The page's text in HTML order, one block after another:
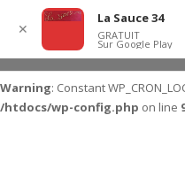
Warning : Constant
/htdocs/wp-config.php on line
✕
La Sauce 34
GRATUIT
Sur Google Play